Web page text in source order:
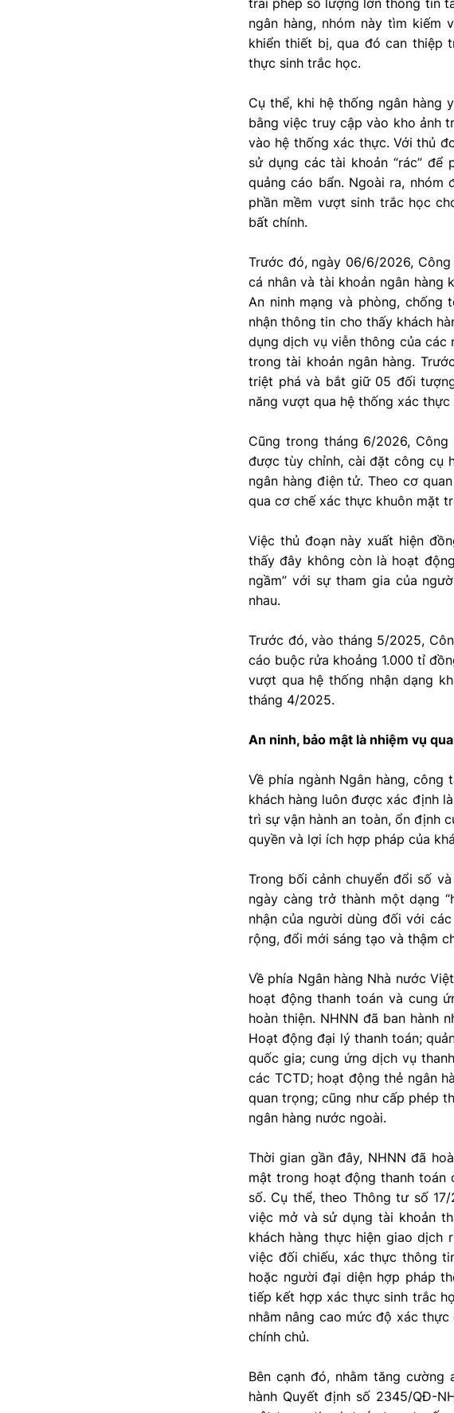
trái phép số lượng lớn thông tin
ngân hàng, nhóm này tìm kiếm
khiển thiết bị, qua đó can thiệp
thực sinh trắc học.
Cụ thể, khi hệ thống ngân hàng
bằng việc truy cập vào kho ảnh
vào hệ thống xác thực. Với thủ
sử dụng các tài khoản “rác”
quảng cáo bẩn. Ngoài ra, nhóm
phần mềm vượt sinh trắc học
bất chính.
Trước đó, ngày 06/6/2026,
cá nhân và tài khoản ngân hàng
An ninh mạng và phòng, chống
nhận thông tin cho thấy khách
dụng dịch vụ viễn thông của các
trong tài khoản ngân hàng.
triệt phá và bắt giữ 05 đối
năng vượt qua hệ thống xác
Cũng trong tháng 6/2026,
được tùy chỉnh, cài đặt công cụ
ngân hàng điện tử. Theo cơ
qua cơ chế xác thực khuôn mặt
Việc thủ đoạn này xuất hiện
thấy đây không còn là hoạt
ngầm” với sự tham gia của
nhau.
Trước đó, vào tháng 5/2025,
cáo buộc rửa khoảng 1.000 tỉ
vượt qua hệ thống nhận dạng
tháng 4/2025.
An ninh, bảo mật là nhiệm vụ
Về phía ngành Ngân hàng,
khách hàng luôn được xác định
trì sự vận hành an toàn, ổn định
quyền và lợi ích hợp pháp của
Trong bối cảnh chuyển đổi số
ngày càng trở thành một dạng
nhận của người dùng đối với
rộng, đổi mới sáng tạo và thậm
Về phía Ngân hàng Nhà nước
hoạt động thanh toán và cung
hoàn thiện. NHNN đã ban hành
Hoạt động đại lý thanh toán;
quốc gia; cung ứng dịch vụ
các TCTD; hoạt động thẻ ngân
quan trọng; cũng như cấp phép
ngân hàng nước ngoài.
Thời gian gần đây, NHNN đã
mật trong hoạt động thanh toán
số. Cụ thể, theo Thông tư số
việc mở và sử dụng tài khoản
khách hàng thực hiện giao dịch
việc đối chiếu, xác thực thông
hoặc người đại diện hợp pháp
tiếp kết hợp xác thực sinh trắc
nhằm nâng cao mức độ xác
chính chủ.
Bên cạnh đó, nhằm tăng
hành Quyết định số 2345/QĐ-